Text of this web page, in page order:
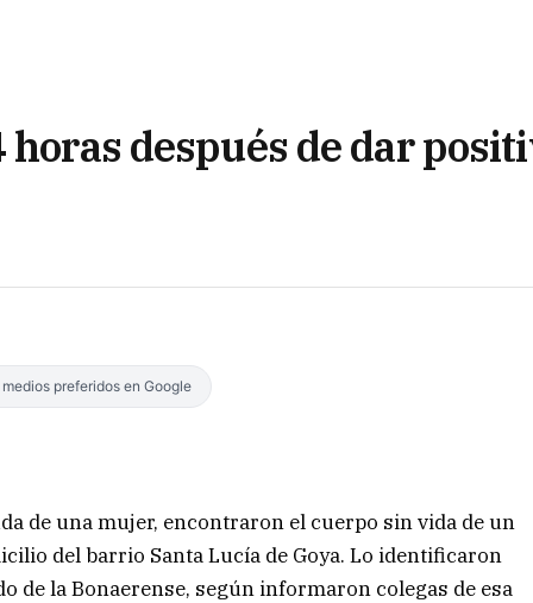
después de dar
preferidos en Google
de una mujer, encontraron el cuerpo sin vida de un
del barrio Santa Lucía de Goya. Lo identificaron
de la Bonaerense, según informaron colegas de esa